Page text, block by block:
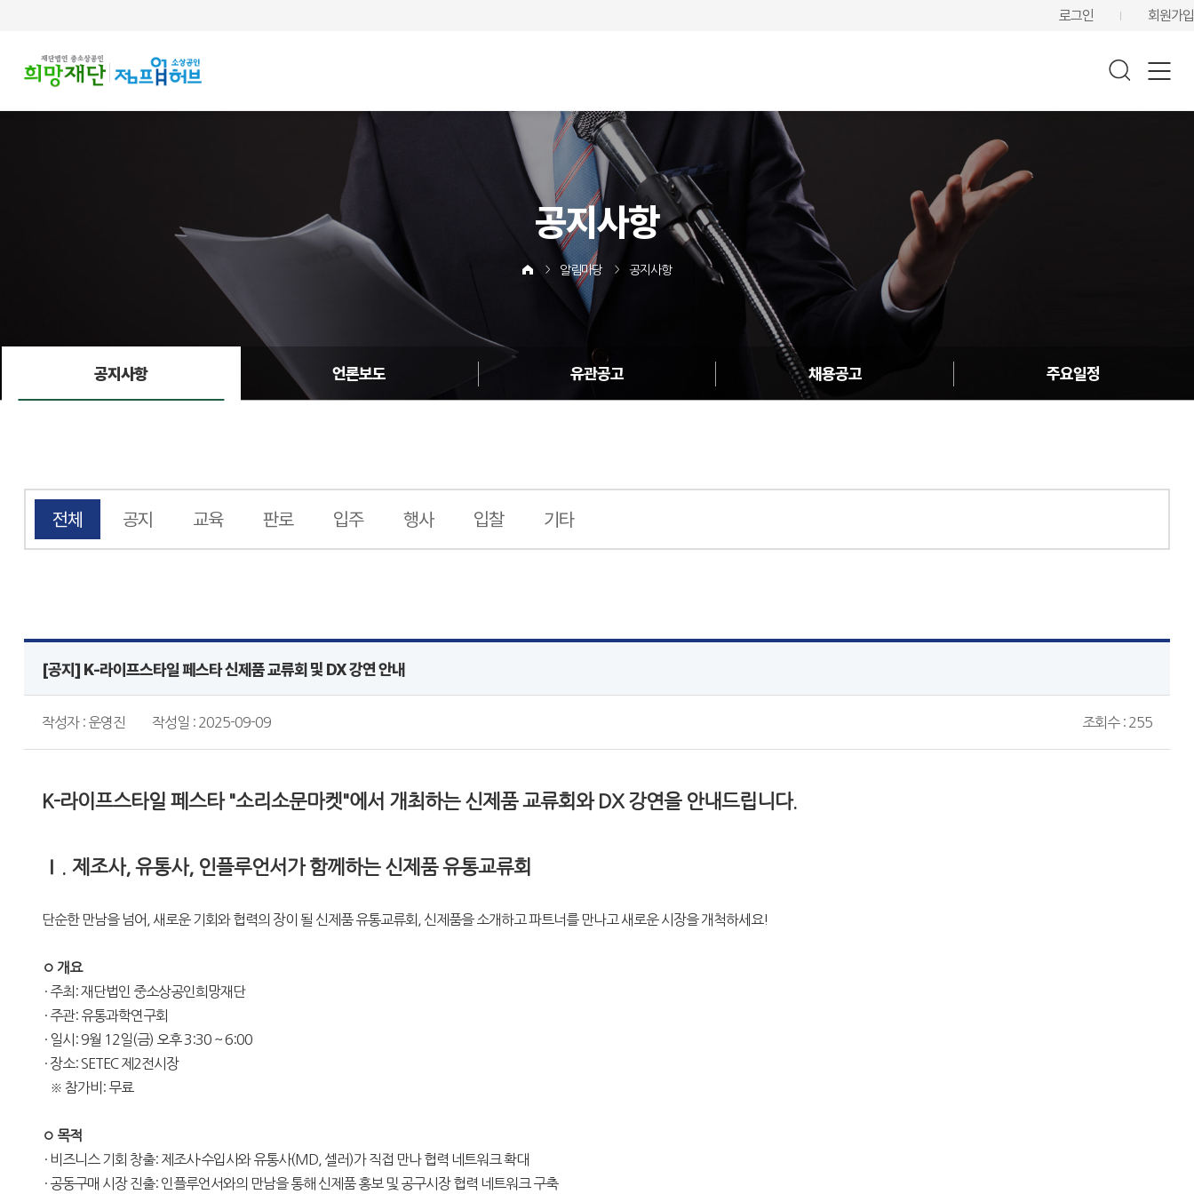
로그인 회원가입
공지사항
알림마당 공지사항
공지사항 언론보도 유관공고 채용공고 주요일정
전체 공지 교육 판로 입주 행사 입찰 기타
[공지] K-라이프스타일 페스타 신제품 교류회 및 DX 강연 안내
작성자 : 운영진 작성일 : 2025-09-09 조회수 : 255
K-라이프스타일 페스타 "소리소문마켓"에서 개최하는 신제품 교류회와 DX 강연을 안내드립니다.
제조사, 유통사, 인플루언서가 함께하는 신제품 유통교류회
단순한 만남을 넘어, 새로운 기회와 협력의 장이 될 신제품 유통교류회, 신제품을 소개하고 파트너를 만나고 새로운 시장을 개척하세요!
◦ 개요
· 주최: 재단법인 중소상공인희망재단
· 주관: 유통과학연구회
· 일시: 9월 12일(금) 오후 3:30 ~ 6:00
· 장소: SETEC 제2전시장
※ 참가비: 무료
◦ 목적
· 비즈니스 기회 창출: 제조사·수입사와 유통사(MD, 셀러)가 직접 만나 협력 네트워크 확대
· 공동구매 시장 진출: 인플루언서와의 만남을 통해 신제품 홍보 및 공구시장 협력 네트워크 구축